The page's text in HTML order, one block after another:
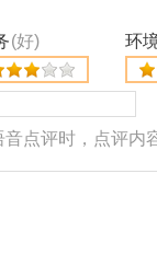
(好) 环
音点评时，点评内